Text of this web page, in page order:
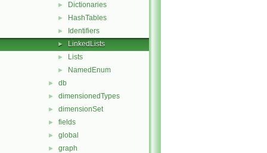
► Dictionaries
► HashTables
► Identifiers
► LinkedLists
► Lists
► NamedEnum
► db
► dimensionedTypes
► dimensionSet
► fields
► global
► graph